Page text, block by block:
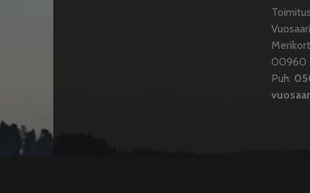
00960
Puh: